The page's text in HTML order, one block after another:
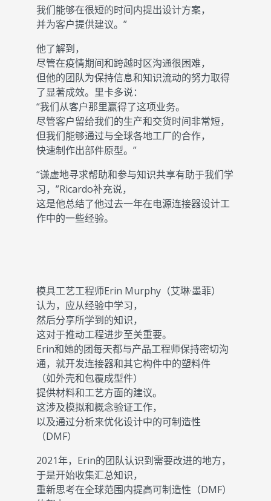
我们能够在很短的时间内提出设计方案，
并为客户提供建议。”
他了解到，
尽管在疫情期间和跨越时区沟通很困难，
但他的团队为保持信息和知识流动的努力取得
了显著成效。里卡多说：
“我们从客户那里赢得了这项业务。
尽管客户留给我们的生产和交货时间非常短，
但我们能够通过与全球各地工厂的合作，
快速制作出部件原型。”
“谦虚地寻求帮助和参与知识共享有助于我们学
习，”Ricardo补充说，
这是他总结了他过去一年在电源连接器设计工
作中的一些经验。
模具工艺工程师Erin Murphy（艾琳·墨菲）
认为，应从经验中学习，
然后分享所学到的知识，
这对于推动工程进步至关重要。
Erin和她的团每天都与产品工程师保持密切沟
通，就开发连接器和其它构件中的塑料件
（如外壳和包覆成型件）
提供材料和工艺方面的建议。
这涉及模拟和概念验证工作，
以及通过分析来优化设计中的可制造性
（DMF）
2021年，Erin的团队认识到需要改进的地方，
于是开始收集汇总知识，
重新思考在全球范围内提高可制造性（DMF）